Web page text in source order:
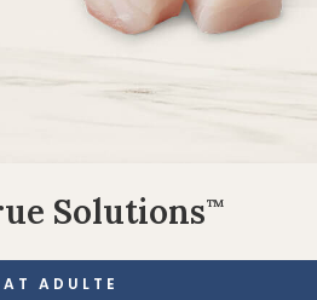
Solutions™
ADULTE